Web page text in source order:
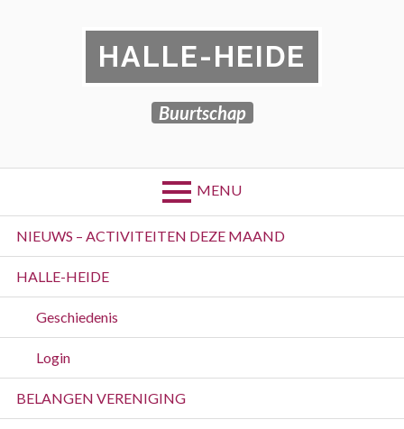
HALLE-HEIDE
Buurtschap
MENU
Primary
Menu
NIEUWS – ACTIVITEITEN DEZE MAAND
HALLE-HEIDE
Geschiedenis
Login
BELANGEN VERENIGING